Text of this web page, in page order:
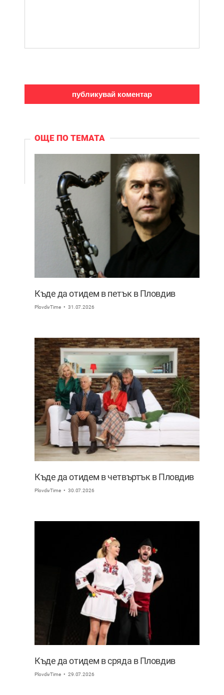
ОЩЕ ПО ТЕМАТА
Къде да отидем в петък в Пловдив
PlovdivTime 31.07.2026
Къде да отидем в четвъртък в Пловдив
PlovdivTime 30.07.2026
Къде да отидем в сряда в Пловдив
PlovdivTime 29.07.2026